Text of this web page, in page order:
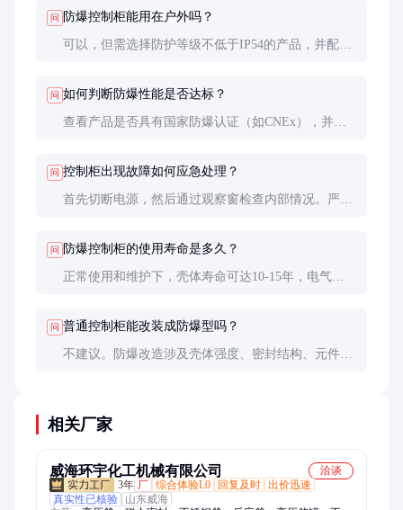
问 防爆控制柜能用在户外吗？
可以，但需选择防护等级不低于IP54的产品，并配备
问 如何判断防爆性能是否达标？
查看产品是否具有国家防爆认证（如CNEx），并核
问 控制柜出现故障如何应急处理？
首先切断电源，然后通过观察窗检查内部情况。严禁
问 防爆控制柜的使用寿命是多久？
正常使用和维护下，壳体寿命可达10-15年，电气元
问 普通控制柜能改装成防爆型吗？
不建议。防爆改造涉及壳体强度、密封结构、元件选
相关厂家
威海环宇化工机械有限公司
洽谈
3年 厂 综合体验L0 回复及时 出价迅速
真实性已核验
山东威海